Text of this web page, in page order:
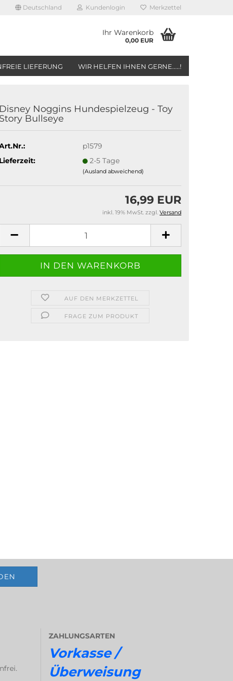
Deutschland Kundenlogin Merkzettel
Ihr Warenkorb
0,00 EUR
LIEFERUNG WIR HELFEN IHNEN GERNE.....!
Disney Noggins Hundespielzeug - Toy
Story Bullseye
p1579
Lieferzeit:
2-5 Tage
(Ausland abweichend)
16,99 EUR
inkl. 19% MwSt. zzgl. Versand
AUF DEN MERKZETTEL
FRAGE ZUM PRODUKT
ZAHLUNGSARTEN
Vorkasse /
Überweisung